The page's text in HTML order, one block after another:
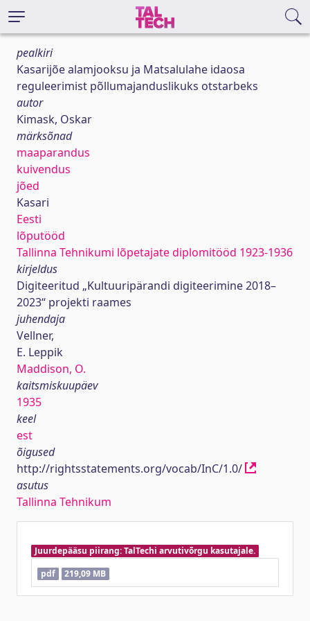
pealkiri
Kasarijõe alamjooksu ja Matsalulahe idaosa
reguleerimist põllumajanduslikuks otstarbeks
autor
Kimask, Oskar
märksõnad
maaparandus
kuivendus
jõed
Kasari
Eesti
lõputööd
Tallinna Tehnikumi lõpetajate diplomitööd 1923-1936
kirjeldus
Digiteeritud „Kultuuripärandi digiteerimine 2018–
2023“ projekti raames
juhendaja
Vellner,
E. Leppik
Maddison, O.
kaitsmiskuupäev
1935
keel
est
õigused
http://rightsstatements.org/vocab/InC/1.0/
asutus
Tallinna Tehnikum
Juurdepääsu piirang: TalTechi arvutivõrgu kasutajale.
pdf
219,09 MB